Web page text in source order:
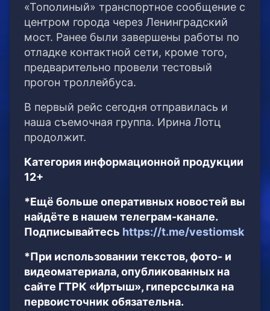
«Тополиный» транспортное сообщение с
центром города через Ленинградский
мост. Ранее были завершены работы по
отладке контактной сети, кроме того,
предварительно провели тестовый
прогон троллейбуса.
В первый рейс сегодня отправилась и
наша съемочная группа. Ирина Лотц
продолжит.
Категория информационной продукции
12+
*Ещё больше оперативных новостей вы
найдёте в нашем телеграм-канале.
Подписывайтесь https://t.me/vestiomsk
*При использовании текстов, фото- и
видеоматериала, опубликованных на
сайте ГТРК «Иртыш», гиперссылка на
первоисточник обязательна.